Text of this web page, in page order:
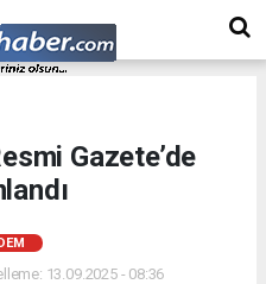
Gazete’de
13.09.2025 - 08:36